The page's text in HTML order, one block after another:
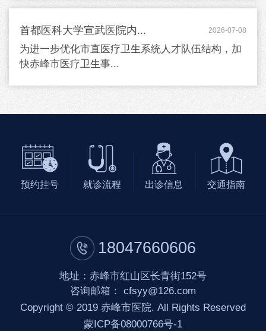
首都医科大学宣武医院内... 2026-07-08
为进一步优化市直医疗卫生系统人才队伍结构，加
快赤峰市医疗卫生事...
预约挂号 就诊流程 出诊信息 交通指南
18047660606
地址：赤峰市红山区长青街152号
咨询邮箱： cfsyy@126.com
Copyright © 2019 赤峰市医院. All Rights Reserved
蒙ICP备08000766号-1